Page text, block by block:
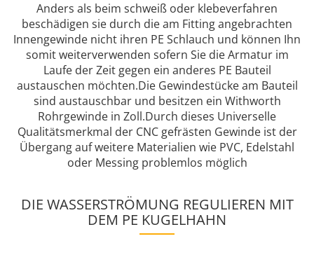
Anders als beim schweiß oder klebeverfahren
beschädigen sie durch die am Fitting angebrachten
Innengewinde nicht ihren PE Schlauch und können Ihn
somit weiterverwenden sofern Sie die Armatur im
Laufe der Zeit gegen ein anderes PE Bauteil
austauschen möchten.Die Gewindestücke am Bauteil
sind austauschbar und besitzen ein Withworth
Rohrgewinde in Zoll.Durch dieses Universelle
Qualitätsmerkmal der CNC gefrästen Gewinde ist der
Übergang auf weitere Materialien wie PVC, Edelstahl
oder Messing problemlos möglich
DIE WASSERSTRÖMUNG REGULIEREN MIT
DEM PE KUGELHAHN